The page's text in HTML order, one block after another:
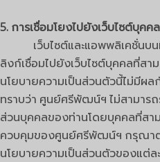
5. การเชื่อมโยงไปยังเว็บไซต์บุคค
เว็บไซต์และแอพพลิเคชั่น
ลิงก์เชื่อมไปยังเว็บไซต์บุคคลที่สา
นโยบายความเป็นส่วนตัวนี้ไม่มีผ
ทราบว่า ศูนย์ศรีพัฒน์ฯ ไม่สามาร
ส่วนบุคคลของท่านโดยบุคคลที่สา
ควบคุมของศูนย์ศรีพัฒน์ฯ กรุณา
นโยบายความเป็นส่วนตัวของแต่ล